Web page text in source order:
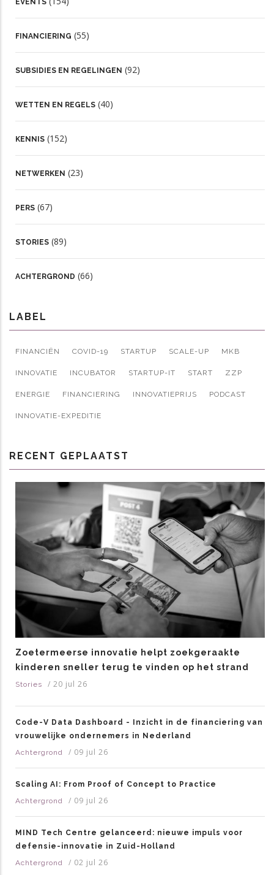
EVENTS
FINANCIERING (55)
SUBSIDIES EN REGELINGEN (92)
WETTEN EN REGELS (40)
KENNIS (152)
NETWERKEN (23)
PERS (67)
STORIES (89)
ACHTERGROND (66)
LABEL
FINANCIËN COVID-19 STARTUP SCALE-UP MKB
INNOVATIE INCUBATOR STARTUP-IT START ZZP
ENERGIE FINANCIERING INNOVATIEPRIJS PODCAST
INNOVATIE-EXPEDITIE
RECENT GEPLAATST
Zoetermeerse innovatie helpt zoekgeraakte
kinderen sneller terug te vinden op het strand
Stories / 20 jul 26
Code-V Data Dashboard - Inzicht in de financiering van
vrouwelijke ondernemers in Nederland
Achtergrond
/ 09 jul 26
Scaling AI: From Proof of Concept to Practice
Achtergrond
/ 09 jul 26
MIND Tech Centre gelanceerd: nieuwe impuls voor
defensie-innovatie in Zuid-Holland
Achtergrond
/ 02 jul 26